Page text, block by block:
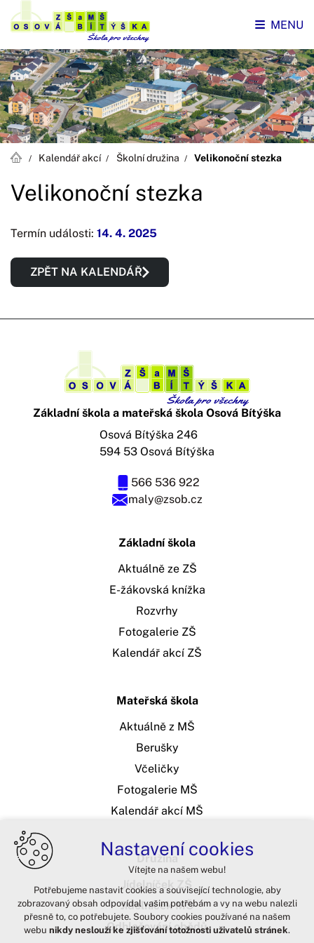
MENU
Kalendář akcí Školní družina Velikonoční stezka
Velikonoční stezka
Termín události: 14. 4. 2025
ZPĚT NA KALENDÁŘ
Základní škola a mateřská škola Osová Bítýška
maly@zsob.cz
566 536 922
Osová Bítýška 246
594 53 Osová Bítýška
Základní škola
Aktuálně ze ZŠ
E-žákovská knížka
Rozvrhy
Fotogalerie ZŠ
Kalendář akcí ZŠ
Mateřská škola
Aktuálně z MŠ
Berušky
Včeličky
Fotogalerie MŠ
Kalendář akcí MŠ
Družina
Jídelníček ZŠ
Jídelníček MŠ
Odhlašování obědů
Nastavení cookies
Vítejte na našem webu!
Potřebujeme nastavit cookies a související technologie, aby
zobrazovaný obsah odpovídal vašim potřebám a vy na webu nalezli
přesně to, co potřebujete. Soubory cookies používané na našem
webu nikdy neslouží ke zjišťování totožnosti uživatelů stránek.